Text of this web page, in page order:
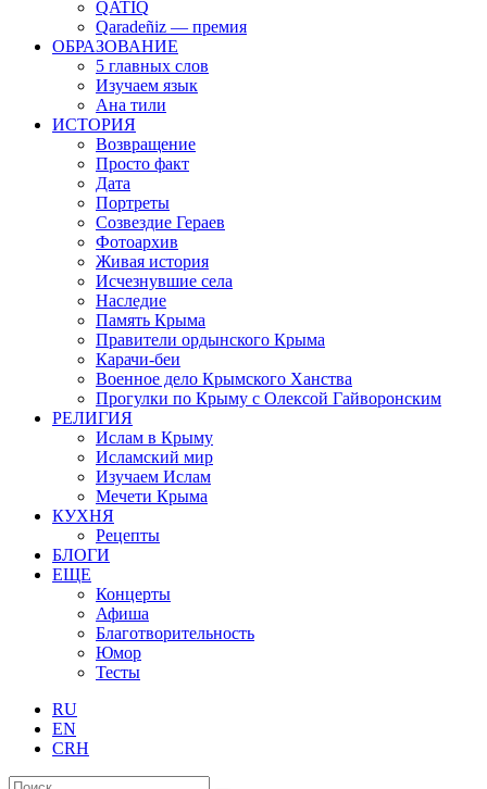
QATIQ
Qaradeñiz — премия
ОБРАЗОВАНИЕ
5 главных слов
Изучаем язык
Ана тили
ИСТОРИЯ
Возвращение
Просто факт
Дата
Портреты
Созвездие Гераев
Фотоархив
Живая история
Исчезнувшие села
Наследие
Память Крыма
Правители ордынского Крыма
Карачи-беи
Военное дело Крымского Ханства
Прогулки по Крыму с Олексой Гайворонским
РЕЛИГИЯ
Ислам в Крыму
Исламский мир
Изучаем Ислам
Мечети Крыма
КУХНЯ
Рецепты
БЛОГИ
ЕЩЕ
Концерты
Афиша
Благотворительность
Юмор
Тесты
RU
EN
CRH